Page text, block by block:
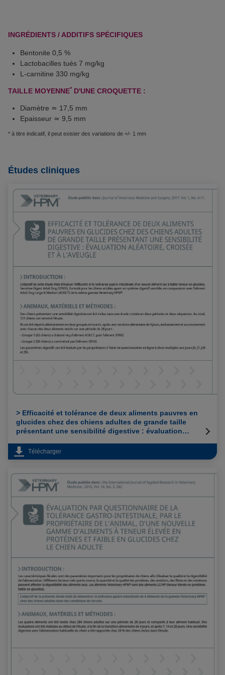
INGRÉDIENTS / ADDITIFS SPÉCIFIQUES
Bentonite 0,5 %
Lactobacilles tués 7 mg/kg
L-carnitine 330 mg/kg
TAILLE MOYENNE* D'UNE CROQUETTE :
Diamètre ≃ 17,5 mm
Epaisseur ≃ 9,5 mm
* à titre indicatif, il peut exister des variations de +/- 1 mm
Études cliniques
> Efficacité et tolérance de deux aliments pauvres en
glucides chez des chiens adultes de grande taille
présentant une sensibilité digestive : évaluation
> Efficacité et tolérance de deux aliments pauvres en
glucides chez des chiens adultes de grande taille
présentant une sensibilité digestive : évaluation
aléatoire, croisée et à l'aveugle
AMÉLIORATION SIGNIFICATIVE DE
TOUS LES PARAMÈTRES DIGESTIFS EN
sensibilité digestive
Télécharger
> Evaluation par questionnaire de la tolérance gastro-
intestinale, par le propriétaire de l'animal, d'une
nouvelle gamme d'aliments à teneur élevée en protéines
et faible en glucides chez le chien adulte
TOLÉRANCE DIGESTIVE APRÈS 1 MOIS
87% des chiens présentent une bonne
Odeur des selles (87%)
Texture des selles (100%)
Volume de selles (83%)